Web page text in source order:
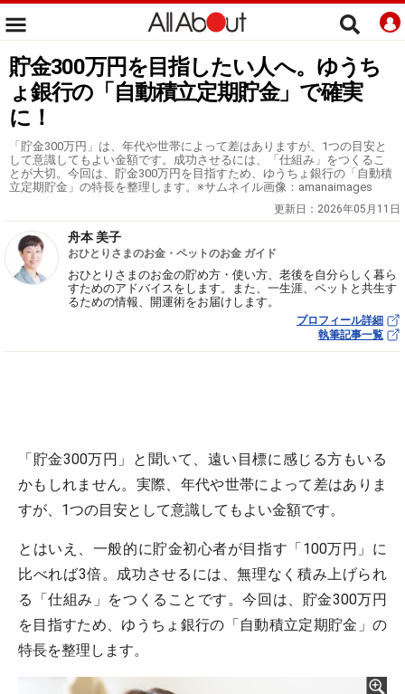
貯金300万円を目指したい人へ。ゆうち
ょ銀行の「自動積立定期貯金」で確実
に！
「貯金300万円」は、年代や世帯によって差はありますが、1つの目安と
して意識してもよい金額です。成功させるには、「仕組み」をつくるこ
とが大切。今回は、貯金300万円を目指すため、ゆうちょ銀行の「自動積
立定期貯金」の特長を整理します。※サムネイル画像：amanaimages
更新日： 2026年05月11日
舟本 美子
おひとりさまのお金・ペットのお金 ガイド
おひとりさまのお金の貯め方・使い方、老後を自分らしく暮ら
すためのアドバイスをします。また、一生涯、ペットと共生す
るための情報、開運術をお届けします。
プロフィール詳細
執筆記事一覧
「貯金300万円」と聞いて、遠い目標に感じる方もいる
かもしれません。実際、年代や世帯によって差はありま
すが、1つの目安として意識してもよい金額です。
とはいえ、一般的に貯金初心者が目指す「100万円」に
比べれば3倍。成功させるには、無理なく積み上げられ
る「仕組み」をつくることです。今回は、貯金300万円
を目指すため、ゆうちょ銀行の「自動積立定期貯金」の
特長を整理します。